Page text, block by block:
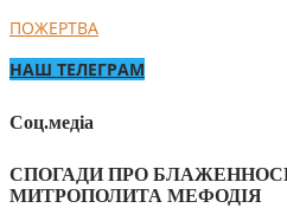
ПОЖЕРТВА
НАШ ТЕЛЕГРАМ
Соц.медіа
СПОГАДИ ПРО
МИТРОПОЛИТА МЕФОДІЯ